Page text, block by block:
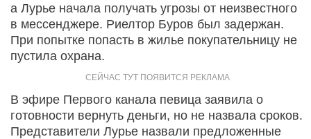
а Лурье начала получать угрозы от неизвестного
в мессенджере. Риелтор Буров был задержан.
При попытке попасть в жилье покупательницу не
пустила охрана.
В эфире Первого канала певица заявила о
готовности вернуть деньги, но не назвала сроков.
Представители Лурье назвали предложенные